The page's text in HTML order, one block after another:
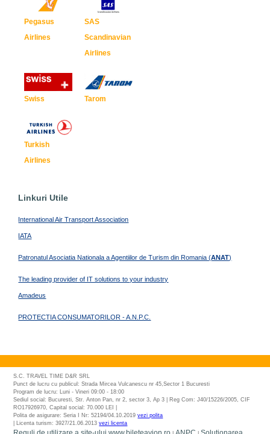
Pegasus
Airlines
SAS
Scandinavian
Airlines
Swiss Tarom
Turkish
Airlines
Linkuri Utile
International Air Transport Association
IATA
Patronatul Asociatia Nationala a Agentiilor de Turism din Romania (ANAT)
The leading provider of IT solutions to your industry
Amadeus
PROTECTIA CONSUMATORILOR - A.N.P.C.
S.C. TRAVEL TIME D&R SRL
Punct de lucru cu publicul: Strada Mircea Vulcanescu nr 45,Sector 1 Bucuresti
Program de lucru: Luni - Vineri 09:00 - 18:00
Sediul social: Bucuresti, Str. Anton Pan, nr 2, sector 3, Ap 3 | Reg Com: J40/15226/2005, CIF
RO17926970, Capital social: 70.000 LEI |
Polita de asigurare: Seria I Nr: 52194/04.10.2019vezi polita
| Licenta turism: 3927/21.06.2013vezi licenta